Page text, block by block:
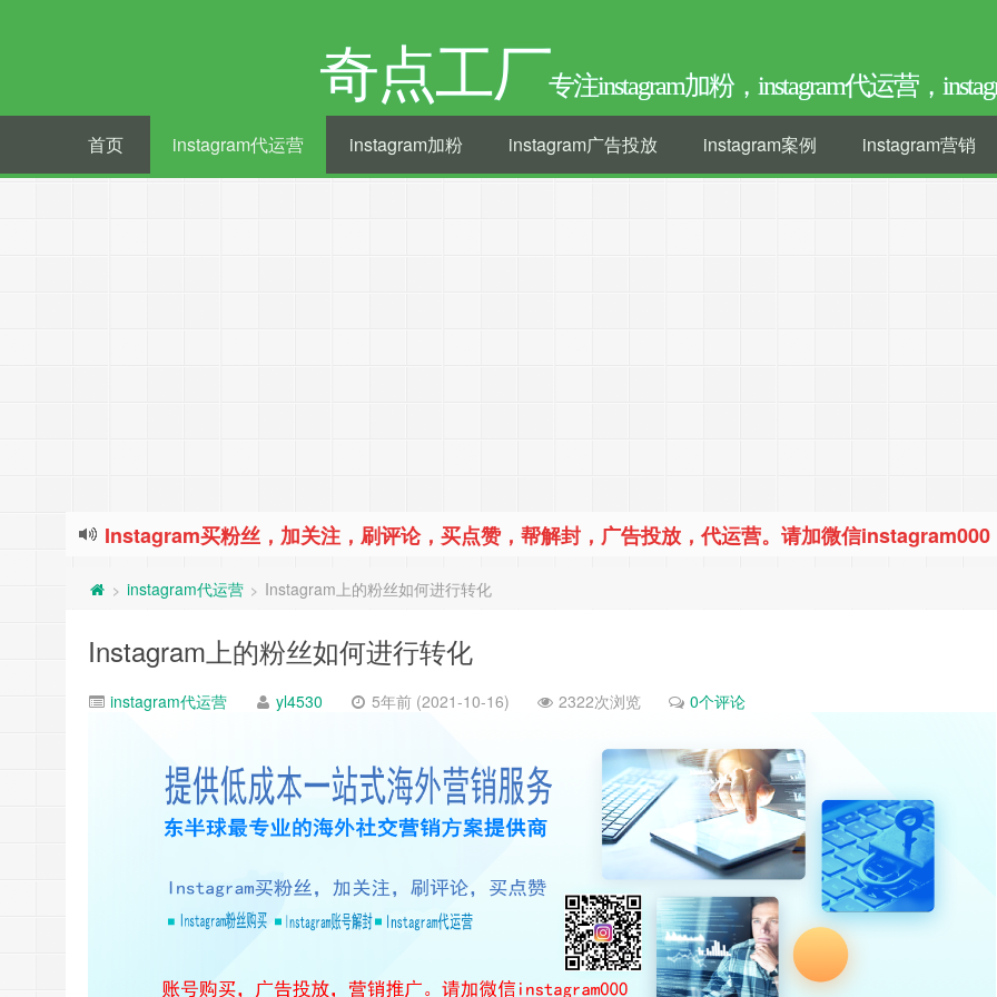
奇点工厂专注instagram加粉，instagram代运营，
首页 instagram代运营 instagram加粉 instagram广告投放 instagram案例 instagram营销
Instagram买粉丝，加关注，刷评论，买点赞，帮解封，广告投放，代运营。请加微信instagram000
> instagram代运营 > Instagram上的粉丝如何进行转化
Instagram上的粉丝如何进行转化
instagram代运营 yl4530 5年前 (2021-10-16) 2322次浏览 0个评论